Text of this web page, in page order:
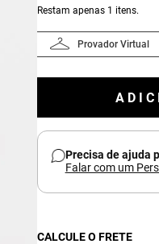
Restam apenas 1 itens.
Provador Virtual
Precisa de ajuda
Falar com um
CALCULE O FRETE